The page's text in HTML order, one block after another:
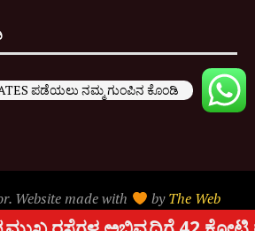
Website made with byThe Web
People.
ಪಡೆಯಲು ನಮ್ಮ ಗುಂಪಿನ ಕೊಂಡಿ